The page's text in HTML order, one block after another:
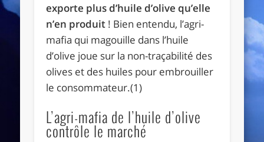
exporte plus d’huile d’olive qu’elle
n’en produit ! Bien entendu, l’agri-
mafia qui magouille dans l’huile
d’olive joue sur la non-traçabilité des
olives et des huiles pour embrouiller
le consommateur.(1)
L’agri-mafia de l’huile d’olive
contrôle le marché